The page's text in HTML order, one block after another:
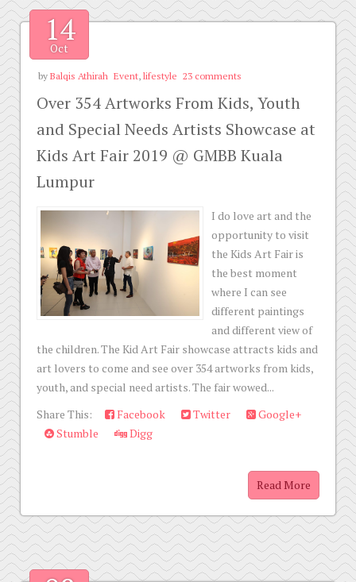
14
Oct
by Balqis Athirah Event, lifestyle 23 comments
Over 354 Artworks From Kids, Youth
and Special Needs Artists Showcase at
Kids Art Fair 2019 @ GMBB Kuala
Lumpur
I do love art and the
opportunity to visit
the Kids Art Fair is
the best moment
where I can see
different paintings
and different view of
the children. The Kid Art Fair showcase attracts kids and
art lovers to come and see over 354 artworks from kids,
youth, and special need artists. The fair wowed...
Share This:
Facebook Twitter
Google+
Stumble
Digg
Read More